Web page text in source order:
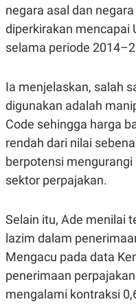
Y.
I
D
L
G
G
A
N
A
N
E
T
A
K
E
J
A
E
M
T
E
N
E
P
A
E
R
A
D
V
R
T
I
S
negara asal dan
diperkirakan mencapai
selama periode
Ia menjelaskan, salah
digunakan adalah
Code sehingga harga
rendah dari nilai
berpotensi
sektor perpajakan.
Selain itu, Ade menilai
lazim dalam
Mengacu pada data
penerimaan
mengalami kontraksi